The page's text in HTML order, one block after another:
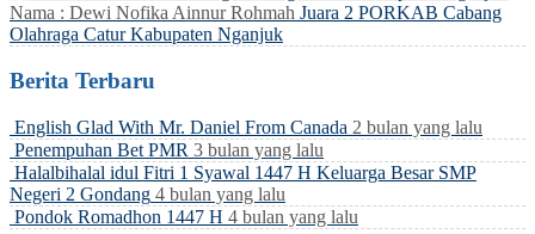
Nama : Dewi Nofika Ainnur Rohmah Juara 2 PORKAB Cabang
Olahraga Catur Kabupaten Nganjuk
Berita Terbaru
English Glad With Mr. Daniel From Canada 2 bulan yang lalu
Penempuhan Bet PMR 3 bulan yang lalu
Halalbihalal idul Fitri 1 Syawal 1447 H Keluarga Besar SMP
Negeri 2 Gondang 4 bulan yang lalu
Pondok Romadhon 1447 H 4 bulan yang lalu